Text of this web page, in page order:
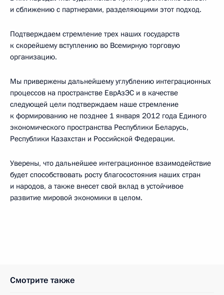
и сближению с партнерами, разделяющими этот подход.
Подтверждаем стремление трех наших государств
к скорейшему вступлению во Всемирную торговую
организацию.
Мы привержены дальнейшему углублению интеграционных
процессов на пространстве ЕврАзЭС и в качестве
следующей цели подтверждаем наше стремление
к формированию не позднее 1 января 2012 года Единого
экономического пространства Республики Беларусь,
Республики Казахстан и Российской Федерации.
Уверены, что дальнейшее интеграционное взаимодействие
будет способствовать росту благосостояния наших стран
и народов, а также внесет свой вклад в устойчивое
развитие мировой экономики в целом.
Смотрите также